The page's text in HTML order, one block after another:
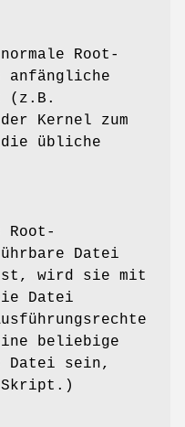
normale Root-
anfängliche
(z.B.
Kernel zum
übliche
Root-
Datei
ist, wird sie mit
Datei
beliebige
Datei sein,
Skript.)